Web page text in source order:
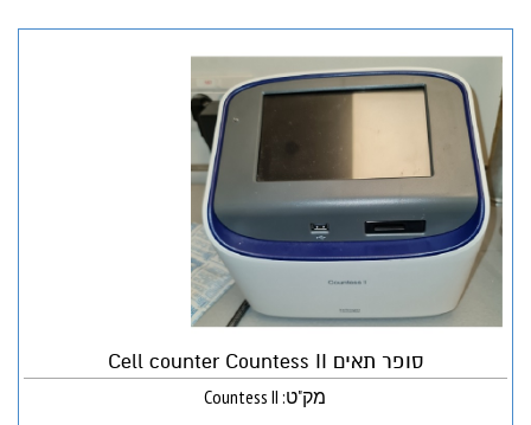
סופר תאים Cell counter Countess II
מק"ט: Countess II